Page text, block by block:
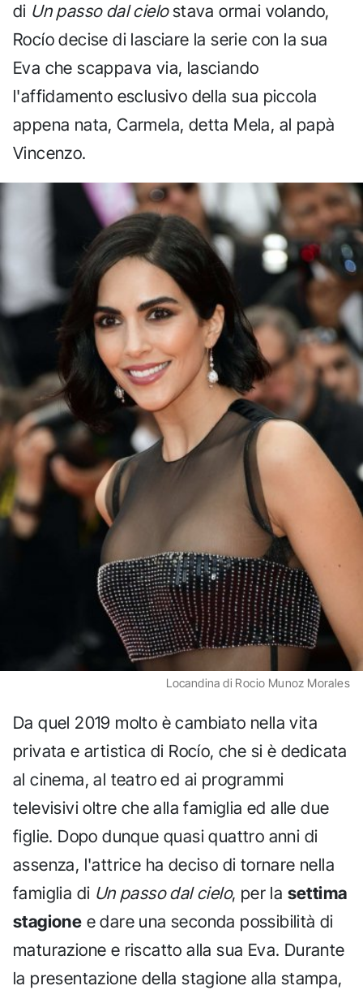
di Un passo dal cielostava ormai volando,
Rocío decise di lasciare la serie con la sua
Eva che scappava via, lasciando
l'affidamento esclusivo della sua piccola
appena nata, Carmela, detta Mela, al papà
Vincenzo.
Locandina di Rocio Munoz Morales
Da quel 2019 molto è cambiato nella vita
privata e artistica di Rocío, che si è dedicata
al cinema, al teatro ed ai programmi
televisivi oltre che alla famiglia ed alle due
figlie. Dopo dunque quasi quattro anni di
assenza, l'attrice ha deciso di tornare nella
famiglia di Un passo dal cielo, per la settima
stagione e dare una seconda possibilità di
maturazione e riscatto alla sua Eva. Durante
la presentazione della stagione alla stampa,